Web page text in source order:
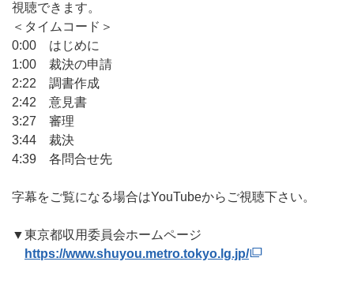
視聴できます。
＜タイムコード＞
0:00 はじめに
1:00 裁決の申請
2:22 調書作成
2:42 意見書
3:27 審理
3:44 裁決
4:39 各問合せ先
字幕をご覧になる場合はYouTubeからご視聴下さい。
▼東京都収用委員会ホームページ
https://www.shuyou.metro.tokyo.lg.jp/